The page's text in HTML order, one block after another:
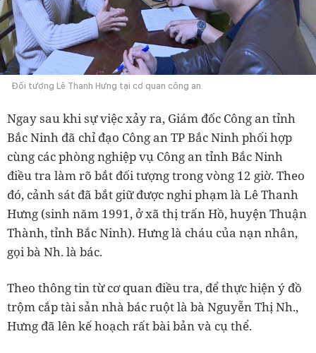
Đối tượng Lê Thanh Hưng tại cơ quan công an.
Ngay sau khi sự việc xảy ra, Giám đốc Công an tỉnh
Bắc Ninh đã chỉ đạo Công an TP Bắc Ninh phối hợp
cùng các phòng nghiệp vụ Công an tỉnh Bắc Ninh
điều tra làm rõ bắt đối tượng trong vòng 12 giờ. Theo
đó, cảnh sát đã bắt giữ được nghi phạm là Lê Thanh
Hưng (sinh năm 1991, ở xã thị trấn Hồ, huyện Thuận
Thành, tỉnh Bắc Ninh). Hưng là cháu của nạn nhân,
gọi bà Nh. là bác.
Theo thông tin từ cơ quan điều tra, để thực hiện ý đồ
trộm cắp tài sản nhà bác ruột là bà Nguyễn Thị Nh.,
Hưng đã lên kế hoạch rất bài bản và cụ thể.